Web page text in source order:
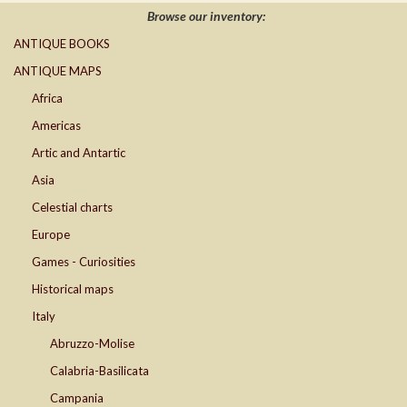
Browse our inventory:
ANTIQUE BOOKS
ANTIQUE MAPS
Africa
Americas
Artic and Antartic
Asia
Celestial charts
Europe
Games - Curiosities
Historical maps
Italy
Abruzzo-Molise
Calabria-Basilicata
Campania